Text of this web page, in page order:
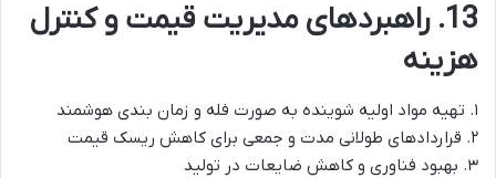
13. راهبردهای مدیریت قیمت و کنترل
هزینه
۱. تهیه مواد اولیه شوینده به صورت فله و زمان بندی هوشمند
۲. قراردادهای طولانی مدت و جمعی برای کاهش ریسک قیمت
۳. بهبود فناوری و کاهش ضایعات در تولید